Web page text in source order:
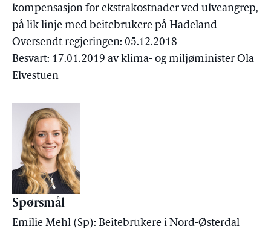
kompensasjon for ekstrakostnader ved ulveangrep,
på lik linje med beitebrukere på Hadeland
Oversendt regjeringen: 05.12.2018
Besvart: 17.01.2019 av klima- og miljøminister Ola
Elvestuen
Spørsmål
Emilie Mehl (Sp): Beitebrukere i Nord-Østerdal